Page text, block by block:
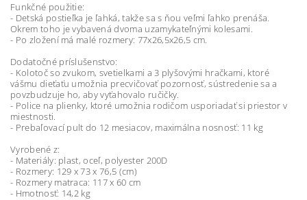
Funkčné použitie:
- Detská postieľka je ľahká, takže sa s ňou veľmi ľahko prenáša.
Okrem toho je vybavená dvoma uzamykateľnými kolesami.
- Po zložení má malé rozmery: 77x26,5x26,5 cm.
Dodatočné príslušenstvo:
- Kolotoč so zvukom, svetielkami a 3 plyšovými hračkami, ktoré
vášmu dieťaťu umožnia precvičovať pozornosť, sústredenie sa a
povzbudzuje ho, aby vyťahovalo ručičky.
- Police na plienky, ktoré umožnia rodičom usporiadať si priestor v
miestnosti.
- Prebaľovací pult do 12 mesiacov, maximálna nosnosť: 11 kg
Vyrobené z:
- Materiály: plast, oceľ, polyester 200D
- Rozmery: 129 x 73 x 76,5 (cm)
- Rozmery matraca: 117 x 60 cm
- Hmotnosť: 14,2 kg